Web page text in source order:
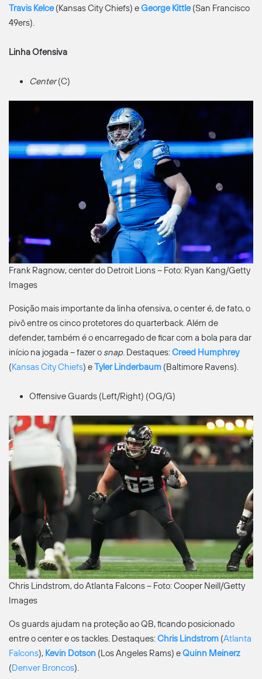
Travis Kelce(Kansas City Chiefs) eGeorge Kittle(San Francisco
49ers).
Linha Ofensiva
Center(C)
Frank Ragnow, center do Detroit Lions – Foto: Ryan Kang/Getty
Images
Posição mais importante da linha ofensiva, o center é, de fato, o
pivô entre os cinco protetores do quarterback. Além de
defender, também é o encarregado de ficar com a bola para dar
início na jogada – fazer o snap. Destaques:Creed Humphrey
(Kansas City Chiefs) eTyler Linderbaum (Baltimore Ravens).
Offensive Guards (Left/Right) (OG/G)
Chris Lindstrom, do Atlanta Falcons – Foto: Cooper Neill/Getty
Images
Os guards ajudam na proteção ao QB, ficando posicionado
entre o center e os tackles. Destaques:Chris Lindstrom (Atlanta
Falcons), Kevin Dotson (Los Angeles Rams) eQuinn Meinerz
(Denver Broncos).